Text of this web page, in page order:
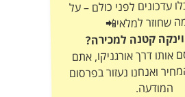
שחוזר למלאי📲
קטנה למכירה?
דרך אורגניקו, אתם
ואנחנו נעזור בפרסום
המודעה.